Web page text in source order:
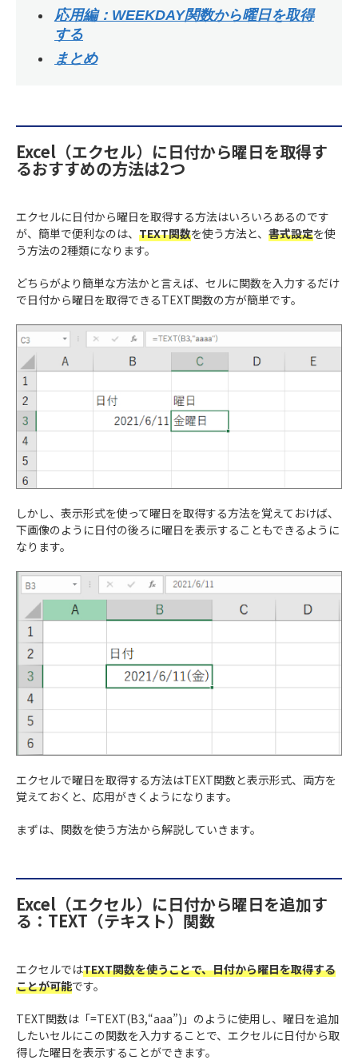
応用編：WEEKDAY関数から曜日を取得
する
まとめ
Excel（エクセル）に日付から曜日を取得す
るおすすめの方法は2つ
エクセルに日付から曜日を取得する方法はいろいろあるのです
が、簡単で便利なのは、 TEXT関数を使う方法と、 書式設定を使
う方法の2種類になります。
どちらがより簡単な方法かと言えば、セルに関数を入力するだけ
で日付から曜日を取得できるTEXT関数の方が簡単です。
しかし、表示形式を使って曜日を取得する方法を覚えておけば、
下画像のように日付の後ろに曜日を表示することもできるように
なります。
エクセルで曜日を取得する方法はTEXT関数と表示形式、両方を
覚えておくと、応用がきくようになります。
まずは、関数を使う方法から解説していきます。
Excel（エクセル）に日付から曜日を追加す
る：TEXT（テキスト）関数
エクセルではTEXT関数を使うことで、日付から曜日を取得する
ことが可能です。
TEXT関数は「=TEXT(B3,“aaa”)」のように使用し、曜日を追加
したいセルにこの関数を入力することで、エクセルに日付から取
得した曜日を表示することができます。